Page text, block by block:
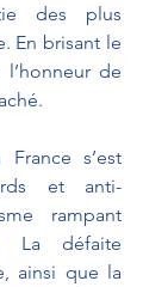
des plus
En brisant le
de
s’est
et anti-
rampant
La défaite
ainsi que la